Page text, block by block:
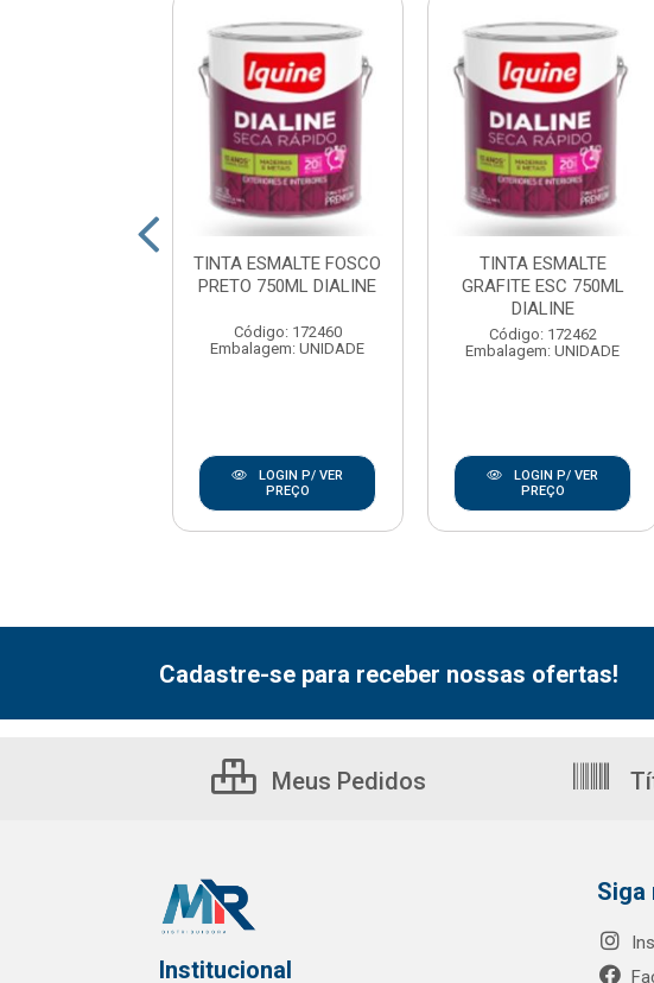
TINTA ESMALTE FOSCO
PRETO 750ML DIALINE
Código: 172460
Embalagem: UNIDADE
LOGIN P/ VER
PREÇO
TINTA ESMALTE
GRAFITE ESC 750ML
DIALINE
Código: 172462
Embalagem: UNIDADE
LOGIN P/ VER
PREÇO
Cadastre-se para receber nossas ofertas!
Meus Pedidos
Institucional
Siga